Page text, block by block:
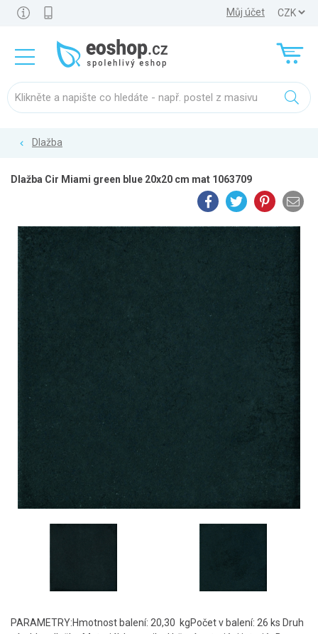
Můj účet
Dlažba
Dlažba Cir Miami green blue 20x20 cm mat 1063709
PARAMETRY:Hmotnost balení: 20,30 kgPočet v balení: 26 ks Druh